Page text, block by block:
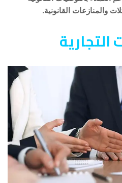
والمنازعات القانونية.
التجارية